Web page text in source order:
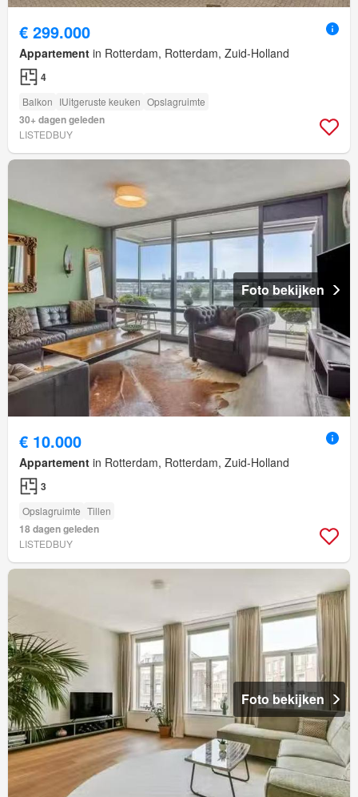
€ 299.000
Appartement in Rotterdam, Rotterdam, Zuid-Holland
4
Balkon IUitgeruste keuken Opslagruimte
30+ dagen geleden
LISTEDBUY
Foto bekijken
€ 10.000
Appartement in Rotterdam, Rotterdam, Zuid-Holland
3
Opslagruimte Tillen
18 dagen geleden
LISTEDBUY
Foto bekijken